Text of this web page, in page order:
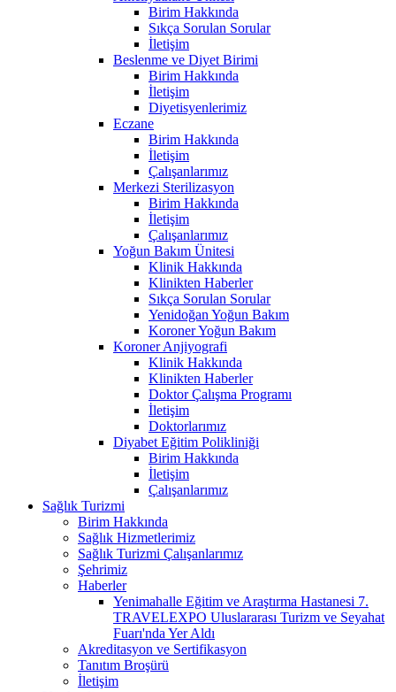
Birim Hakkında
Sıkça Sorulan Sorular
İletişim
Beslenme ve Diyet Birimi
Birim Hakkında
İletişim
Diyetisyenlerimiz
Eczane
Birim Hakkında
İletişim
Çalışanlarımız
Merkezi Sterilizasyon
Birim Hakkında
İletişim
Çalışanlarımız
Yoğun Bakım Ünitesi
Klinik Hakkında
Klinikten Haberler
Sıkça Sorulan Sorular
Yenidoğan Yoğun Bakım
Koroner Yoğun Bakım
Koroner Anjiyografi
Klinik Hakkında
Klinikten Haberler
Doktor Çalışma Programı
İletişim
Doktorlarımız
Diyabet Eğitim Polikliniği
Birim Hakkında
İletişim
Çalışanlarımız
Sağlık Turizmi
Birim Hakkında
Sağlık Hizmetlerimiz
Sağlık Turizmi Çalışanlarımız
Şehrimiz
Haberler
Yenimahalle Eğitim ve Araştırma Hastanesi 7.
TRAVELEXPO Uluslararası Turizm ve Seyahat
Fuarı'nda Yer Aldı
Akreditasyon ve Sertifikasyon
Tanıtım Broşürü
İletişim